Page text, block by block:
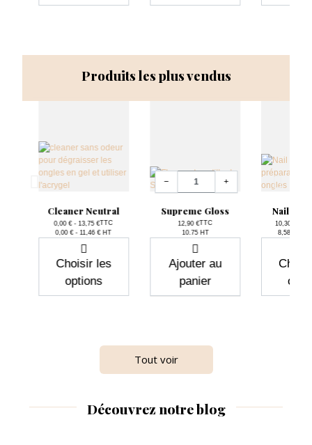
Produits les plus vendus
Cleaner Neutral
Prix
0,00 € - 13,75 €TTC
0,00 € - 11,46 € HT
Choisir les
options
Supreme Gloss
Prix
12,90 €TTC
10.75 HT
Quantité
− +
Ajouter au
panier
Nail
10,30 € -
8,58 € -
Tout voir
Découvrez notre blog